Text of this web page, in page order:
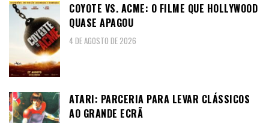
COYOTE VS. ACME: O FILME QUE HOLLYWOOD
QUASE APAGOU
4 DE AGOSTO DE 2026
ATARI: PARCERIA PARA LEVAR CLÁSSICOS
AO GRANDE ECRÃ